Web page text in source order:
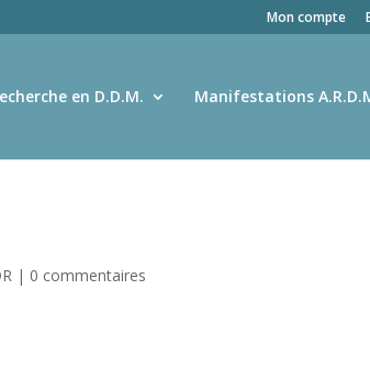
Mon compte
en D.D.M. Manifestations
| 0 commentaires